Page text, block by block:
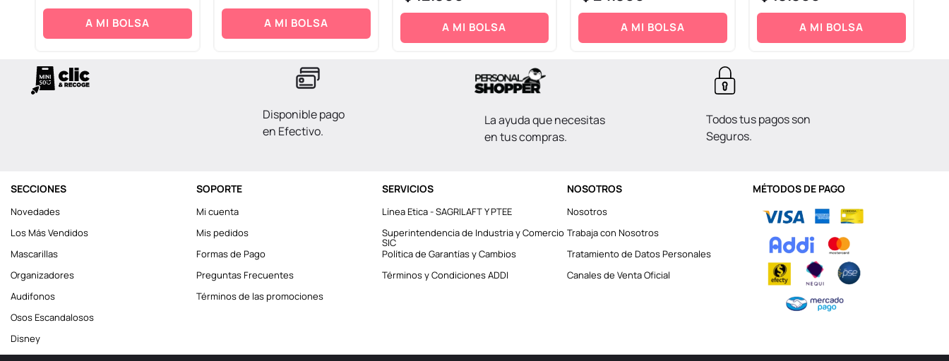
A MI BOLSA A MI BOLSA A MI BOLSA A MI BOLSA A MI BOLSA
Disponible pago
en Efectivo.
La ayuda que necesitas
en tus compras.
Todos tus pagos son
Seguros.
SECCIONES
Novedades
Los Más Vendidos
Mascarillas
Organizadores
Audifonos
Osos Escandalosos
Disney
SOPORTE
Mi cuenta
Mis pedidos
Formas de Pago
Preguntas Frecuentes
Términos de las promociones
SERVICIOS
Línea Etica - SAGRILAFT Y PTEE
Superintendencia de Industria y Comercio
SIC
Política de Garantías y Cambios
Términos y Condiciones ADDI
NOSOTROS
Nosotros
Trabaja con Nosotros
Tratamiento de Datos Personales
Canales de Venta Oficial
MÉTODOS DE PAGO